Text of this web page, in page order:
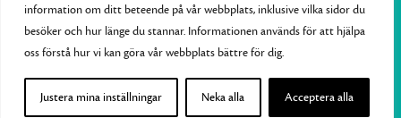
information om ditt beteende på vår webbplats, inklusive vilka sidor du
besöker och hur länge du stannar. Informationen används för att hjälpa
oss förstå hur vi kan göra vår webbplats bättre för dig.
Justera mina inställningar Neka alla Acceptera alla
Cookies
Integritetspolicy